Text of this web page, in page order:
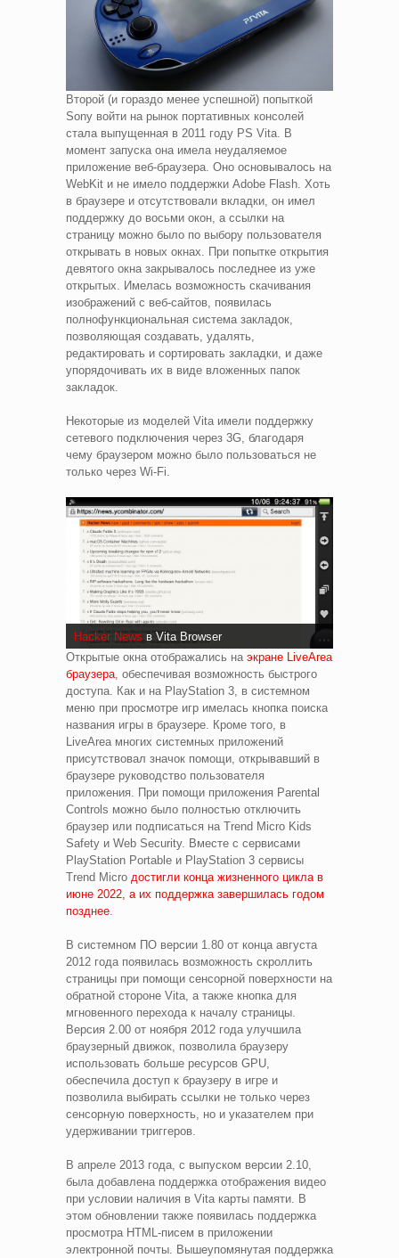
Второй (и гораздо менее успешной) попыткой
Sony войти на рынок портативных консолей
стала выпущенная в 2011 году PS Vita. В
момент запуска она имела неудаляемое
приложение веб-браузера. Оно основывалось на
WebKit и не имело поддержки Adobe Flash. Хоть
в браузере и отсутствовали вкладки, он имел
поддержку до восьми окон, а ссылки на
страницу можно было по выбору пользователя
открывать в новых окнах. При попытке открытия
девятого окна закрывалось последнее из уже
открытых. Имелась возможность скачивания
изображений с веб-сайтов, появилась
полнофункциональная система закладок,
позволяющая создавать, удалять,
редактировать и сортировать закладки, и даже
упорядочивать их в виде вложенных папок
закладок.
Некоторые из моделей Vita имели поддержку
сетевого подключения через 3G, благодаря
чему браузером можно было пользоваться не
только через Wi-Fi.
Hacker News в Vita Browser
Открытые окна отображались на экране LiveArea
браузера , обеспечивая возможность быстрого
доступа. Как и на PlayStation 3, в системном
меню при просмотре игр имелась кнопка поиска
названия игры в браузере. Кроме того, в
LiveArea многих системных приложений
присутствовал значок помощи, открывавший в
браузере руководство пользователя
приложения. При помощи приложения Parental
Controls можно было полностью отключить
браузер или подписаться на Trend Micro Kids
Safety и Web Security. Вместе с сервисами
PlayStation Portable и PlayStation 3 сервисы
Trend Micro достигли конца жизненного цикла в
июне 2022, а их поддержка завершилась годом
позднее
В системном ПО версии 1.80 от конца августа
2012 года появилась возможность скроллить
страницы при помощи сенсорной поверхности на
обратной стороне Vita, а также кнопка для
мгновенного перехода к началу страницы.
Версия 2.00 от ноября 2012 года улучшила
браузерный движок, позволила браузеру
использовать больше ресурсов GPU,
обеспечила доступ к браузеру в игре и
позволила выбирать ссылки не только через
сенсорную поверхность, но и указателем при
удерживании триггеров.
В апреле 2013 года, с выпуском версии 2.10,
была добавлена поддержка отображения видео
при условии наличия в Vita карты памяти. В
этом обновлении также появилась поддержка
просмотра HTML-писем в приложении
электронной почты. Вышеупомянутая поддержка